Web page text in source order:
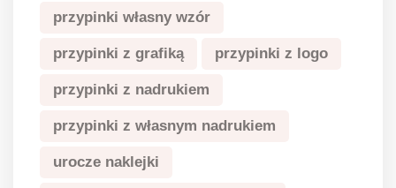
przypinki własny wzór
przypinki z grafiką przypinki z logo
przypinki z nadrukiem
przypinki z własnym nadrukiem
urocze naklejki